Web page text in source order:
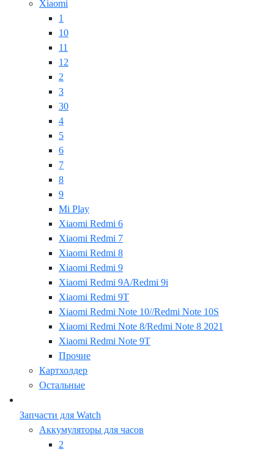
Xiaomi
1
10
11
12
2
3
30
4
5
6
7
8
9
Mi Play
Xiaomi Redmi 6
Xiaomi Redmi 7
Xiaomi Redmi 8
Xiaomi Redmi 9
Xiaomi Redmi 9A/Redmi 9i
Xiaomi Redmi 9T
Xiaomi Redmi Note 10//Redmi Note 10S
Xiaomi Redmi Note 8/Redmi Note 8 2021
Xiaomi Redmi Note 9T
Прочие
Картхолдер
Остальные
Запчасти для Watch
Аккумуляторы для часов
2